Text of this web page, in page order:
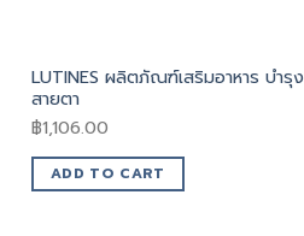
LUTINES ผลิตภัณฑ์เสริมอาหาร บำรุง
สายตา
฿1,106.00
ADD TO CART